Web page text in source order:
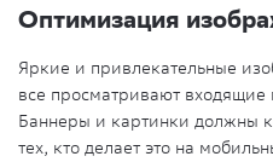
Оптимизация
Яркие и привлекательные
все просматривают
Баннеры и картинки должны
тех, кто делает это на